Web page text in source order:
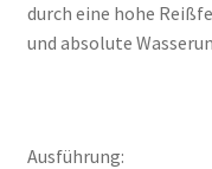
durch eine hohe
und absolute
Ausführung: